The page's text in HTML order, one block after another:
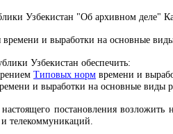
Узбекистан "Об архивном деле"
и выработки на основные виды
Узбекистан обеспечить:
Типовых норм времени и
и выработки на основные виды
постановления
телекоммуникаций.